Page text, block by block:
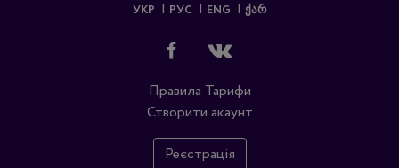
УКР РУС ENG ᲥᲐᲠ
Правила Тарифи
Створити акаунт
Реєстрація